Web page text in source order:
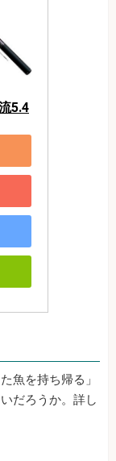
5.4
魚を持ち帰る」
だろうか。詳し